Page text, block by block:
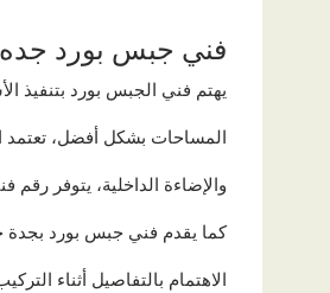
فني جبس بورد جده
يهتم فني الجبس بورد بتنفيذ
المساحات بشكل أفضل،
والإضاءة الداخلية، يتوفر
كما يقدم فني جبس بورد بجدة
الاهتمام بالتفاصيل أثناء